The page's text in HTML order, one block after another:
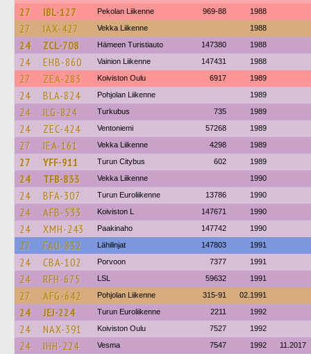
27
IBL-127 Pekolan Liikenne 969-88 1988
27 IAX-427 Vekka Liikenne 1988
24 ZCL-708 Hämeen Turistiauto 147380 1988
24 EHB-860 Vainion Liikenne 147431 1988
27 ZEA-283 Koiviston Oulu 6917 1989
24 BLA-824 Pohjolan Liikenne 1989
24 ILG-824 Turkubus 735 1989
24 ZEC-424 Ventoniemi 57268 1989
27 IEA-161 Vekka Liikenne 4298 1989
27 YFF-911 Turun Citybus 602 1989
24 TFB-833 Vekka Liikenne 1990
24 BFA-307 Turun Euroliikenne 13786 1990
24 AFB-533 Koiviston L 147671 1990
24 XMH-243 Paakinaho 147742 1990
27 FAU-832 Lähilinjat 147803 1991
24 CBA-102 Porvoon 7377 1991
24 RFH-675 LSL 59632 1991
27 AFG-642 Pohjolan Liikenne 315-91 02.1991
24 JEJ-224 Turun Euroliikenne 2211 1992
24 NAX-391 Koiviston Oulu 7527 1992
24 IHH-224 Vesma 7547 1992 11.2017